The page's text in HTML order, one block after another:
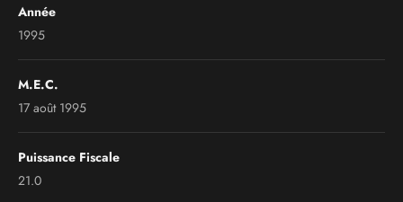
Année
1995
M.E.C.
17 août 1995
Puissance Fiscale
21.0